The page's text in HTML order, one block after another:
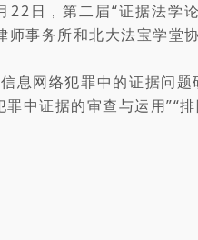
22日，第二届“证据法学
师事务所和北大法宝学堂协
息网络犯罪中的证据问
罪中证据的审查与运用”“